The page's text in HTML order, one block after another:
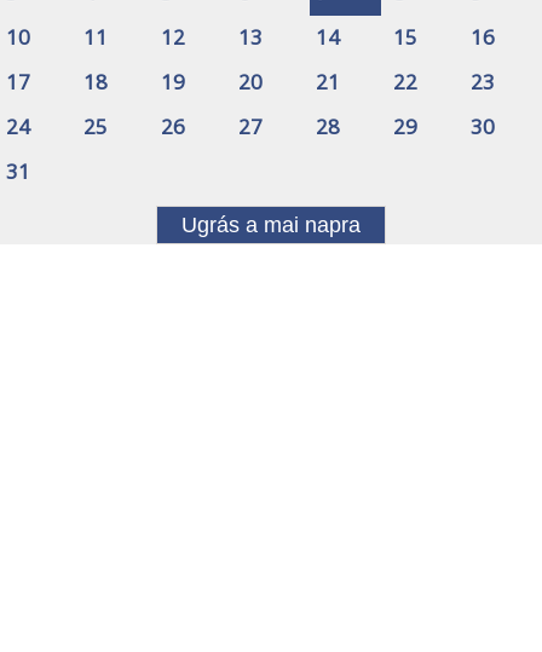
10
11 12 13 14 15
16
17
18 19 20 21 22
23
24
25 26 27 28 29
30
31
Ugrás a mai napra